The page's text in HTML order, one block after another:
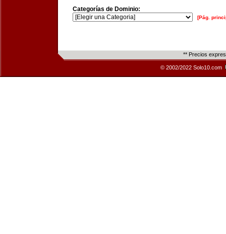
Categorías de Dominio:
[Pág.
** Precios
© 2002/2022 Solo10.com